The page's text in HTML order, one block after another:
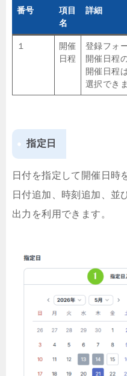
番号
項目
名
詳細
１
開催
日程
登録フォ
開催日程
開催日程
選択でき
指定日
日付を指定して開催日時
日付追加、時刻追加、並
出力を利用できます。